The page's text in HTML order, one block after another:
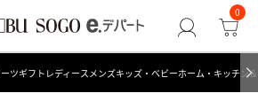
0
ツギフト レディース メンズキッズ・ベビーホーム・キッチン